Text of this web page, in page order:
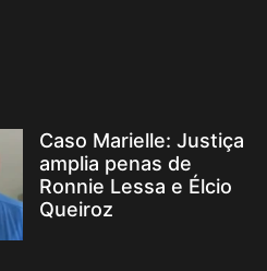
Caso Marielle: Justiça
amplia penas de
Ronnie Lessa e Élcio
Queiroz